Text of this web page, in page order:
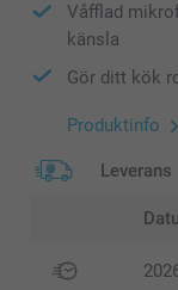
Våfflad
känsla
Gör ditt kök
Produktinfo
Leverans